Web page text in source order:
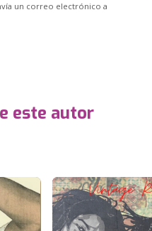
un correo electrónico a
este autor